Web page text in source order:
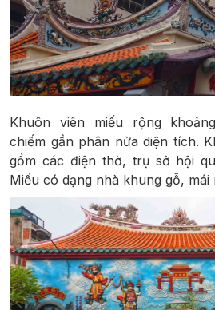
Khuôn viên miếu rộng
chiếm gần phân nửa diện tích.
gồm các điện thờ, trụ sở hội
Miếu có dạng nhà khung gỗ, mái